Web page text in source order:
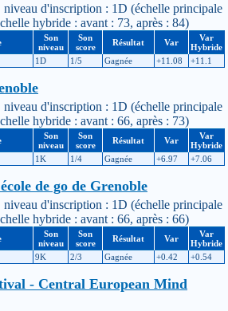
d'inscription : 1D (échelle principale
hybride : avant : 73, après : 84)
Son
niveau
Son
score
Résultat Var
Var
Hybride
1D 1/5 Gagnée +11.08 +11.1
d'inscription : 1D (échelle principale
hybride : avant : 66, après : 73)
Son
niveau
Son
score
Résultat Var
Var
Hybride
1K 1/4 Gagnée +6.97 +7.06
de go de Grenoble
d'inscription : 1D (échelle principale
hybride : avant : 66, après : 66)
Son
niveau
Son
score
Résultat Var
Var
Hybride
9K 2/3 Gagnée +0.42 +0.54
- Central European Mind